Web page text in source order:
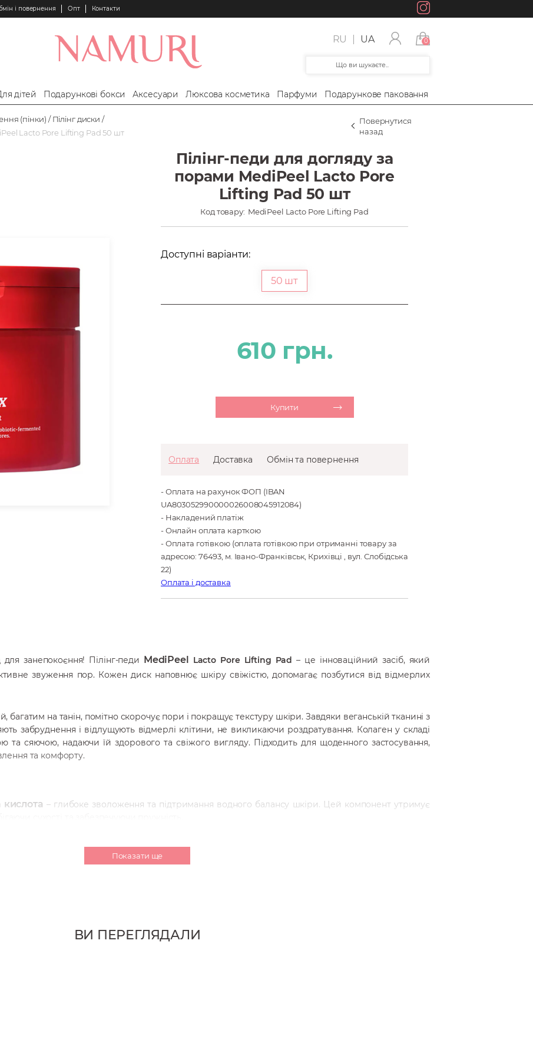
і повернення Опт Контакти
RU UA 0
дітей Подарункові бокси Аксесуари Люксова косметика Парфуми Подарункове паковання
(пінки)
Пілінг диски
Lacto Pore Lifting Pad 50 шт
Повернутися
назад
Пілінг-педи для догляду за
порами MediPeel Lacto Pore
Lifting Pad 50 шт
Код товару: MediPeel Lacto Pore Lifting Pad
Доступні варіанти:
50 шт
610 грн.
Купити
Оплата Доставка Обмін та повернення
- Оплата на рахунок ФОП (IBAN
UA803052990000026008045912084)
- Накладений платіж
- Онлайн оплата карткою
- Оплата готівкою (оплата готівкою при отриманні товару за
адресою: 76493, м. Івано-Франківськ, Крихівці , вул. Слобідська
22)
Оплата і доставка
занепокоєння! Пілінг-педи MediPeel Lacto Pore Lifting Pad – це інноваційний засіб, який
звуження пор. Кожен диск наповнює шкіру свіжістю, допомагає позбутися від відмерлих
на танін, помітно скорочує пори і покращує текстуру шкіри. Завдяки веганській тканині з
забруднення і відлущують відмерлі клітини, не викликаючи роздратування. Колаген у складі
та сяючою, надаючи їй здорового та свіжого вигляду. Підходить для щоденного застосування,
та комфорту.
кислота – глибоке зволоження та підтримання водного балансу шкіри. Цей компонент утримує
структуру шкіри, підвищуючи її еластичність і роблячи більш гладкою та сяючою.
– допоможіть їй увібратися легкими рухами і продовжуйте догляд.
Показати ще
ВИ ПЕРЕГЛЯДАЛИ